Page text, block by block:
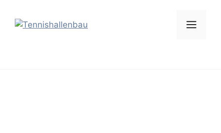
Inhalt
springen